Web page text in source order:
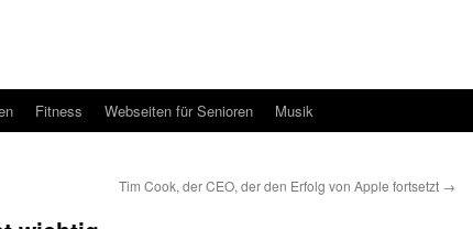
Fitness Webseiten für Senioren Musik
Tim Cook, der CEO, der den Erfolg von Apple fortsetzt →